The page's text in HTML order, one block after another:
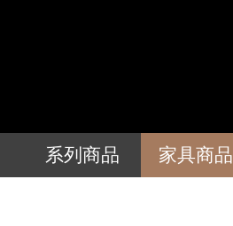
系列商品 家具商品